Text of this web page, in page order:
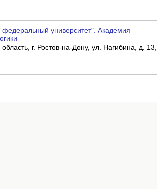
университет". Академия
г. Ростов-на-Дону, ул. Нагибина, д. 13,